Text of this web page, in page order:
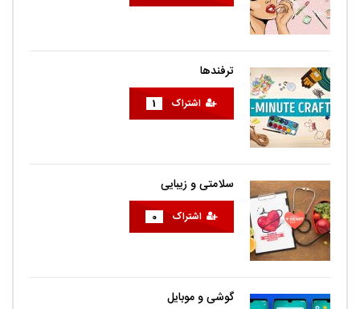
ترفندها
اشتراک 1
سلامتی و زیبایی
اشتراک 0
گوشی و موبایل